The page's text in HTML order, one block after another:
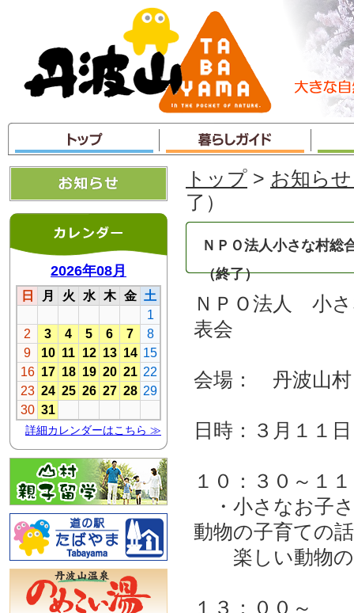
ャ
ン
プ
トップ > お知ら
了）
ＮＰＯ法人小さな村
（終了）
ＮＰＯ法人 小
表会
会場： 丹波山
日時：３月１１
１０：３０～１
・小さなお子
動物の子育ての
楽しい動物の
１３：００～